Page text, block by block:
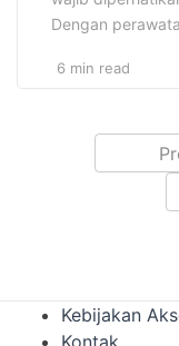
Dengan
juga
mengabaikan
sebenarnya
6 min read
Kebijakan